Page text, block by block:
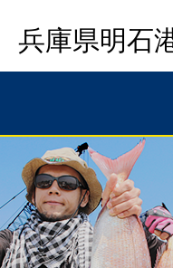
兵庫県明石